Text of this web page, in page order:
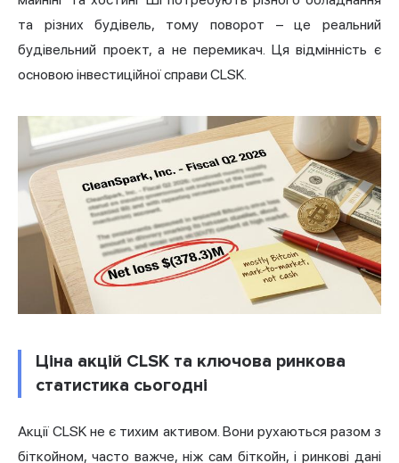
та різних будівель, тому поворот – це реальний
будівельний проект, а не перемикач. Ця відмінність є
основою інвестиційної справи CLSK.
Ціна акцій CLSK та ключова ринкова
статистика сьогодні
Акції CLSK не є тихим активом. Вони рухаються разом з
біткойном, часто важче, ніж сам біткойн, і ринкові дані